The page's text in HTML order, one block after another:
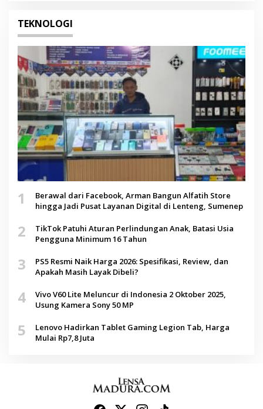
TEKNOLOGI
1
Berawal dari Facebook, Arman Bangun Alfatih Store
hingga Jadi Pusat Layanan Digital di Lenteng, Sumenep
2
TikTok Patuhi Aturan Perlindungan Anak, Batasi Usia
Pengguna Minimum 16 Tahun
3
PS5 Resmi Naik Harga 2026: Spesifikasi, Review, dan
Apakah Masih Layak Dibeli?
4
Vivo V60 Lite Meluncur di Indonesia 2 Oktober 2025,
Usung Kamera Sony 50 MP
5
Lenovo Hadirkan Tablet Gaming Legion Tab, Harga
Mulai Rp7,8 Juta